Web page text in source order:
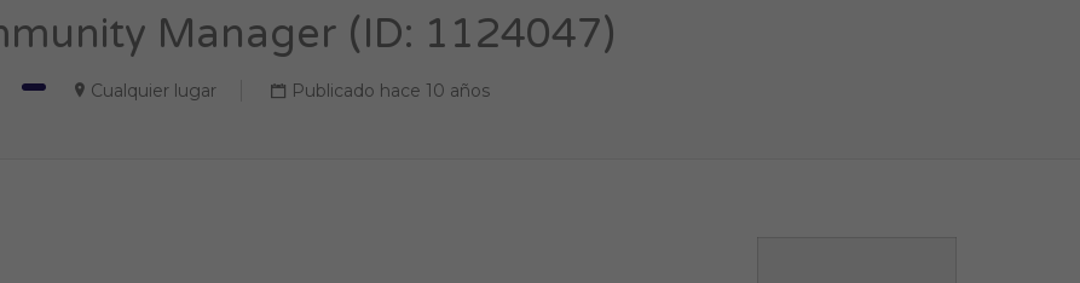
Manager (ID: 1124047)
Cualquier lugar Publicado hace 10 años